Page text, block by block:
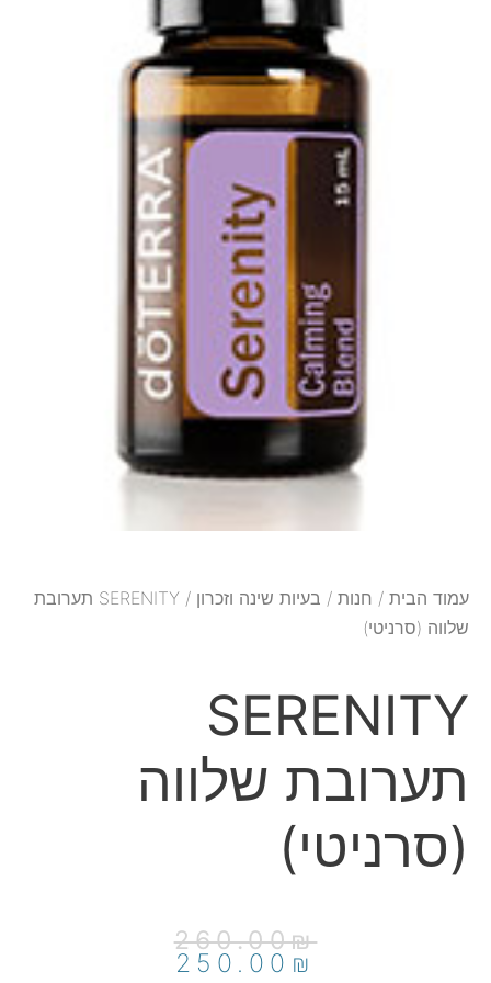
עמוד הבית / חנות / בעיות שינה וזכרון
/ SERENITY תערובת
שלווה (סרניטי)
SERENITY
תערובת שלווה
(סרניטי)
260.00₪ המחיר
המקורי
250.00 ₪
המחיר
הנוכחי